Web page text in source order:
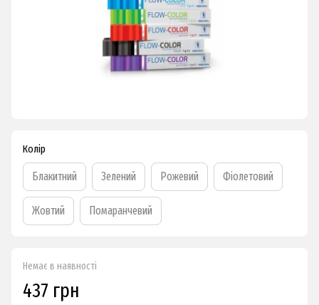
Колір
Блакитний Зелений Рожевий Фіолетовий
Жовтий Помаранчевий
Немає в наявності
437 грн